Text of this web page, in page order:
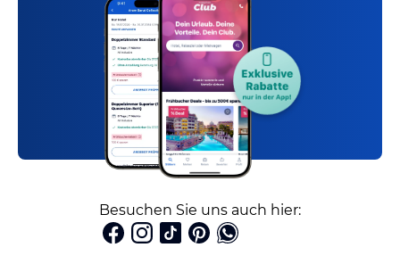
Besuchen Sie uns auch hier: